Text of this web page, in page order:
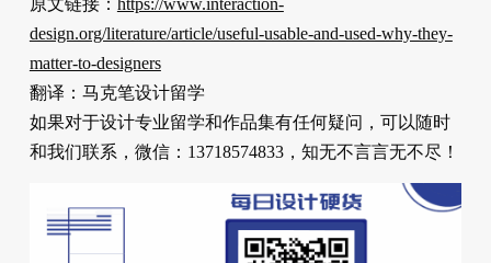
design.org/literature/article/useful-usable-and-used-why-they-
matter-to-designers
翻译：马克笔设计留学
如果对于设计专业留学和作品集有任何疑问，可以随时
和我们联系，微信：13718574833，知无不言言无不尽！